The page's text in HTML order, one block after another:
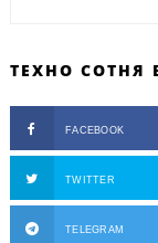
ТЕХНО СОТНЯ
FACEBOOK
TWITTER
TELEGRAM